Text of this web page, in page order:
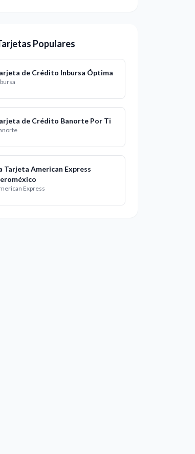
Populares
de Crédito Inbursa Óptima
de Crédito Banorte Por Ti
Tarjeta American Express
Express